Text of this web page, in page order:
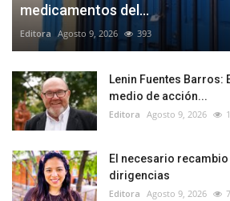
medicamentos del...
Editora Agosto 9, 2026 393
Lenin Fuentes Barros:
medio de acción...
Editora Agosto 9, 2026
El necesario
dirigencias
Editora Agosto 9, 2026